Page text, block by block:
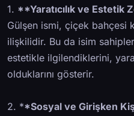
1. **Yaratıcılık ve Estetik
Gülşen ismi, çiçek bahçesi
ilişkilidir. Bu da isim
estetikle ilgilendiklerini,
olduklarını gösterir.
2. **Sosyal ve Girişken